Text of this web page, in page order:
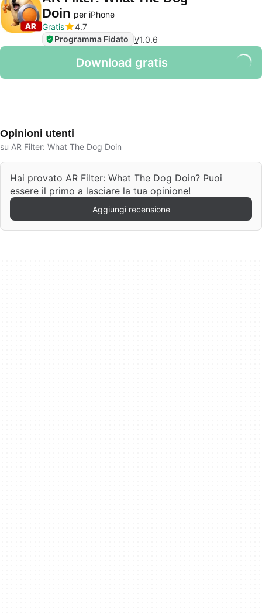
Doin per iPhone
Gratis
4.7
Programma Fidato V1.0.6
Download gratis
Opinioni utenti
su AR Filter: What The Dog Doin
Hai provato AR Filter: What The Dog Doin? Puoi
essere il primo a lasciare la tua opinione!
Aggiungi recensione